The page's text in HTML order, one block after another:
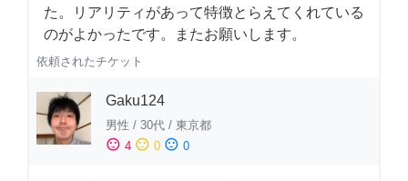
た。リアリティがあって特徴とらえてくれている
のがよかったです。またお願いします。
依頼されたチケット
Gaku124
男性 / 30代 / 東京都
sentiment_satisfied 4 sentiment_neutral 0 sentiment_dissatisfied 0